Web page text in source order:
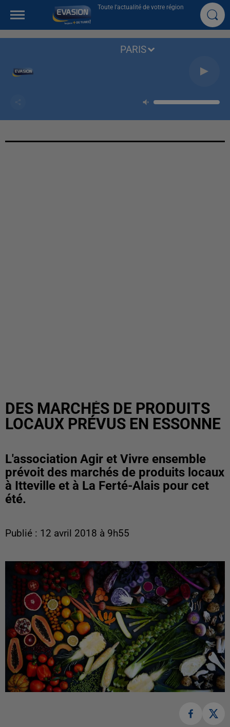
Toute l'actualité de votre région
PARIS
DES MARCHÉS DE PRODUITS
LOCAUX PRÉVUS EN ESSONNE
L'association Agir et Vivre ensemble
prévoit des marchés de produits locaux
à Itteville et à La Ferté-Alais pour cet
été.
Publié : 12 avril 2018 à 9h55